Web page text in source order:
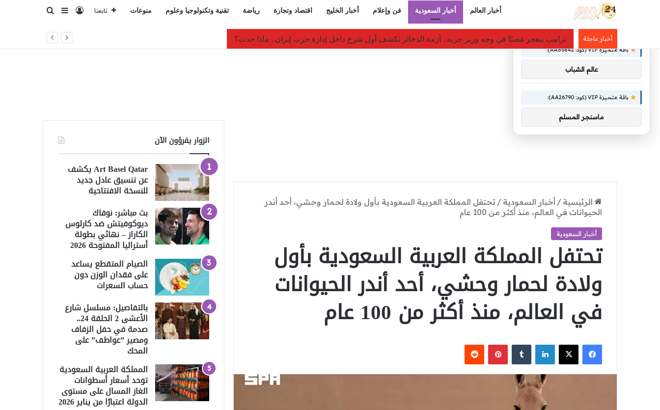
أخبار العالم أخبار السعودية فن وإعلام أخبار الخليج اقتصاد وتجارة رياضة تقنية وتكنولوجيا وعلوم منوعات تابعنا تسجيل الدخول
إضافة عمود
بحث عن
أخبار عاجلة «لن نتوانى عن أي إجراء».. مصدر سعودي مسؤول: تقارير استخباراتية عن تنسيق مليشياوي بإشراف الحرس الثوري للاعتداء على المملكة
الرئيسية / أخبار السعودية / تحتفل المملكة العربية السعودية بأول ولادة لحمار وحشي، أحد أندر
الحيوانات في العالم، منذ أكثر من 100 عام
أخبار السعودية
تحتفل المملكة العربية السعودية بأول
ولادة لحمار وحشي، أحد أندر الحيوانات
في العالم، منذ أكثر من 100 عام
فيسبوك
‫X لينكدإن بينتيريست
الزوار يقرؤون الآن
Art Basel Qatar يكشف
عن تنسيق عادل جديد
للنسخة الافتتاحية
بث مباشر: نوفاك
ديوكوفيتش ضد كارلوس
الكاراز – نهائي بطولة
أستراليا المفتوحة 2026
الصيام المتقطع يساعد
على فقدان الوزن دون
حساب السعرات
بالتفاصيل: مسلسل شارع
الأعشى 2 الحلقة 24..
صدمة في حفل الزفاف
ومصير ”عواطف” على
المحك
المملكة العربية السعودية
توحد أسعار أسطوانات
الغاز المسال على مستوى
الدولة اعتبارًا من يناير 2026
باقة متميزة VIP (كود: AA86842):
عالم الشباب
باقة متميزة VIP (كود: AA26790):
ماسنجر المسلم